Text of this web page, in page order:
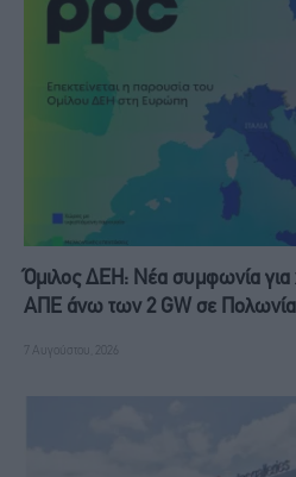
Όμιλος ΔΕΗ: Νέα συμφωνία
ΑΠΕ άνω των 2 GW σε Πολωνία
7 Αυγούστου, 2026